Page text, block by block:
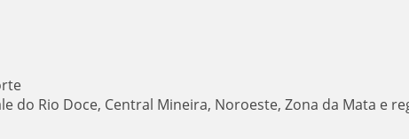
do Rio Doce, Central Mineira, Noroeste, Zona da Mata e